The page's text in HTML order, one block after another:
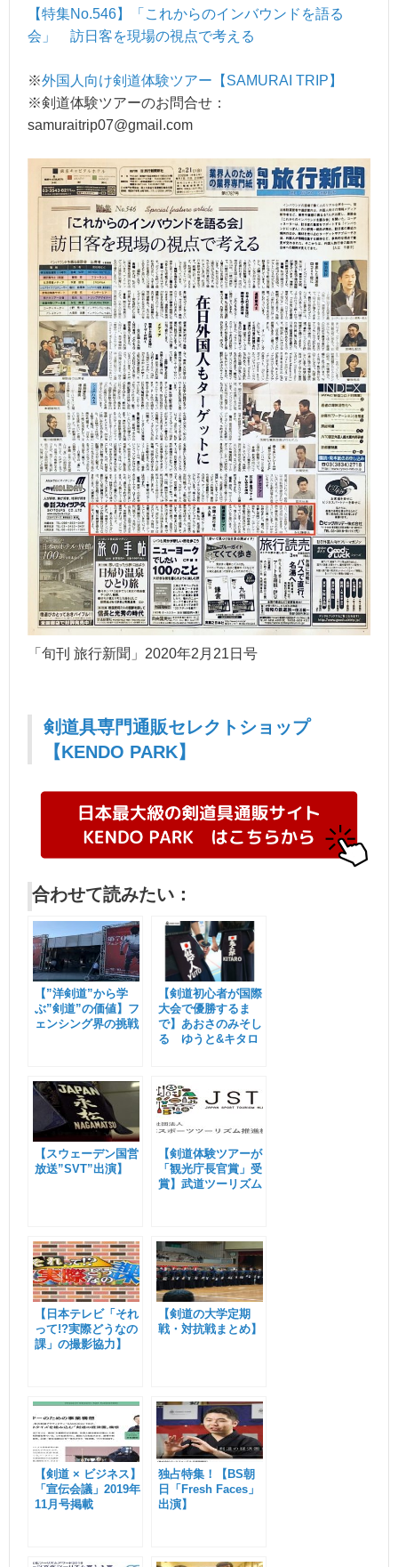
【特集No.546】「これからのインバウンドを語る
会」 訪日客を現場の視点で考える
※外国人向け剣道体験ツアー【SAMURAI TRIP】
※剣道体験ツアーのお問合せ：
samuraitrip07@gmail.com
「旬刊 旅行新聞」2020年2月21日号
剣道具専門通販セレクトショップ
【KENDO PARK】
合わせて読みたい：
【”洋剣道”から学
ぶ”剣道”の価値】フ
ェンシング界の挑戦
【剣道初心者が国際
大会で優勝するま
で】あおさのみそし
る ゆうと&キタロ
【スウェーデン国営
放送”SVT”出演】
【剣道体験ツアーが
「観光庁長官賞」受
賞】武道ツーリズム
【日本テレビ「それ
って!?実際どうなの
課」の撮影協力】
【剣道の大学定期
戦・対抗戦まとめ】
【剣道 × ビジネス】
「宣伝会議」2019年
11月号掲載
独占特集！【BS朝
日「Fresh Faces」
出演】